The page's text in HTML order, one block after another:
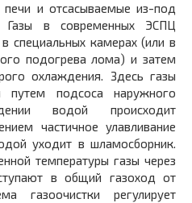
печи и отсасываемые из-под
Газы в современных ЭСПЦ
специальных камерах (или в
подогрева лома) и затем
охлаждения. Здесь газы
подсоса наружного
водой происходит
частичное улавливание
уходит в шламосборник.
температуры газы через
в общий газоход от
газоочистки регулирует